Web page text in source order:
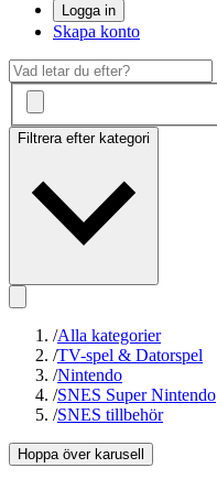
Logga in
Skapa konto
Filtrera efter kategori
/Alla kategorier
/TV-spel & Datorspel
/Nintendo
/SNES Super Nintendo
/SNES tillbehör
Hoppa över karusell